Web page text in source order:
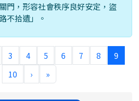
門，形容社會秩序良好安定，盜
不拾遺」。
3 4 5 6 7 8 9
10
› »